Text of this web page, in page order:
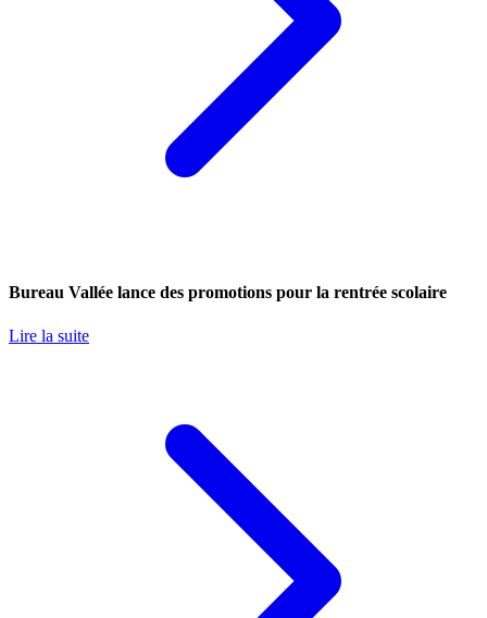
Bureau Vallée lance des promotions pour la rentrée scolaire
Lire la suite